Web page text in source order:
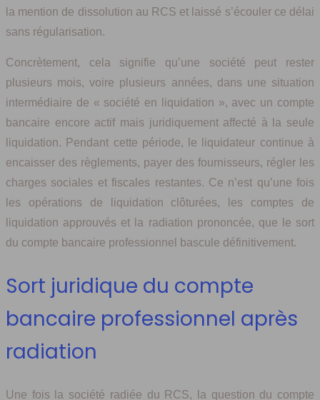
la mention de dissolution au RCS et laissé s’écouler ce délai
sans régularisation.
Concrètement, cela signifie qu’une société peut rester
plusieurs mois, voire plusieurs années, dans une situation
intermédiaire de « société en liquidation », avec un compte
bancaire encore actif mais juridiquement affecté à la seule
liquidation. Pendant cette période, le liquidateur continue à
encaisser des règlements, payer des fournisseurs, régler les
charges sociales et fiscales restantes. Ce n’est qu’une fois
les opérations de liquidation clôturées, les comptes de
liquidation approuvés et la radiation prononcée, que le sort
du compte bancaire professionnel bascule définitivement.
Sort juridique du compte
bancaire professionnel après
radiation
Une fois la société radiée du RCS, la question du compte